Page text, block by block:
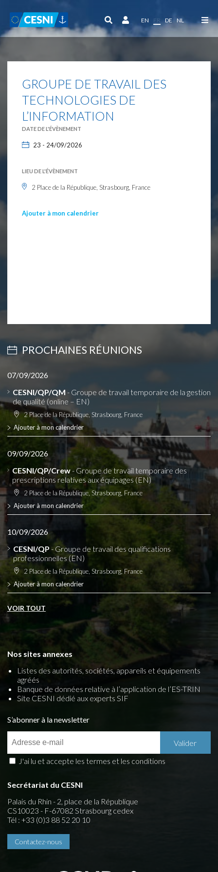
EN FR DE NL
GROUPE DE TRAVAIL DES
TECHNOLOGIES DE
L’INFORMATION
DATE DE L'ÉVÈNEMENT
23 - 24/09/2026
LIEU DE L'ÉVÈNEMENT
2 Place de la République, Strasbourg, France
Ajouter à mon calendrier
PROCHAINES RÉUNIONS
07/09/2026
CESNI/QP/QM - Groupe de travail temporaire de la gestion
de qualité (online – EN)
2 Place de la République, Strasbourg, France
Ajouter à mon calendrier
09/09/2026
CESNI/QP/Crew- Groupe de travail temporaire des
prescriptions relatives aux équipages (EN)
2 Place de la République, Strasbourg, France
Ajouter à mon calendrier
10/09/2026
CESNI/QP - Groupe de travail des qualifications
professionnelles (EN)
2 Place de la République, Strasbourg, France
Ajouter à mon calendrier
VOIR TOUT
Nos sites annexes
Listes des autorités, sociétés, appareils et équipements
agréés
Banque de données relative à l’application de l’ES-TRIN
Site CESNI dédié aux experts SIF
S’abonner à la newsletter
J'ai lu et accepte les termes et les conditions
Secrétariat du CESNI
Palais du Rhin - 2, place de la République
CS10023 - F-67082 Strasbourg cedex
Tél : +33 (0)3 88 52 20 10
Contactez-nous